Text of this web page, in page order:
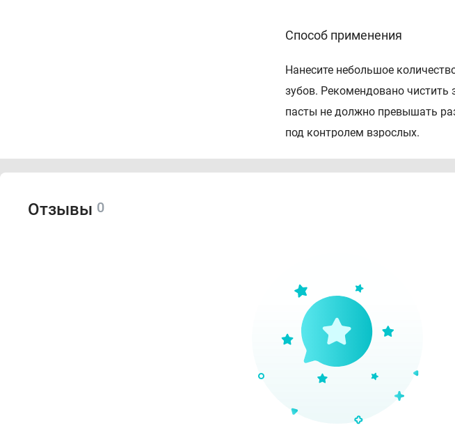
Способ применения
Нанесите небольшое
зубов. Рекомендовано чистить
пасты не должно превышать
под контролем взрослых.
Отзывы 0